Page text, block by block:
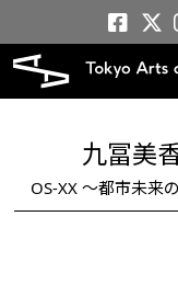
ト
九冨美
OS-XX ～都市未来